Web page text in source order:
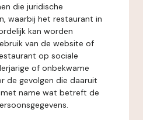
die juridische
waarbij het restaurant in
kan worden
van de website of
op sociale
of onbekwame
de gevolgen die daaruit
name wat betreft de